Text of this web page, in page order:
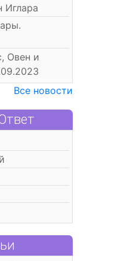
Иглара
Овен и
Все новости